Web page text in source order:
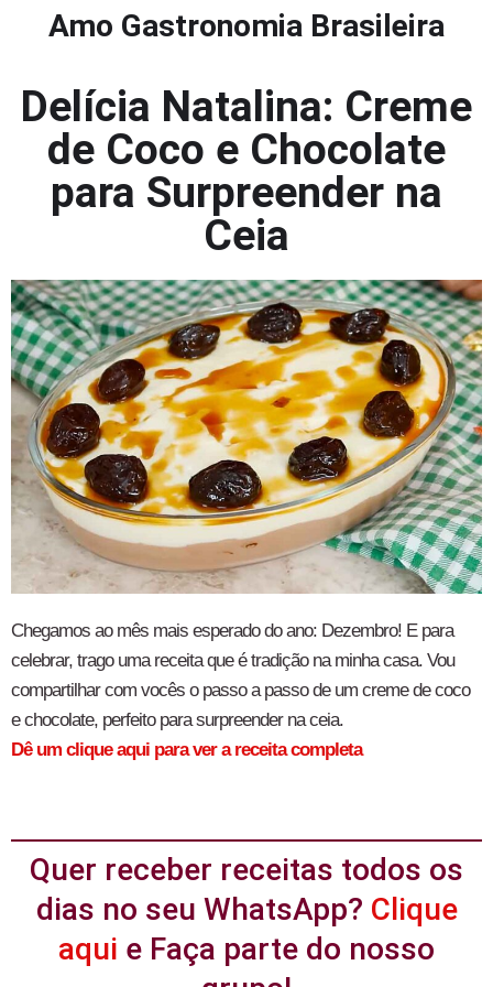
Amo Gastronomia Brasileira
Delícia Natalina: Creme
de Coco e Chocolate
para Surpreender na
Ceia
Chegamos ao mês mais esperado do ano: Dezembro! E para
celebrar, trago uma receita que é tradição na minha casa. Vou
compartilhar com vocês o passo a passo de um creme de coco
e chocolate, perfeito para surpreender na ceia.
Dê um clique aqui para ver a receita completa
Quer receber receitas todos os
dias no seu WhatsApp? Clique
aqui e Faça parte do nosso